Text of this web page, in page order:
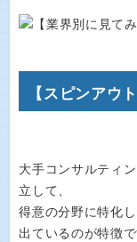
【スピンアウ
大手コンサルティ
立して、
得意の分野に特化
出ているのが特徴で